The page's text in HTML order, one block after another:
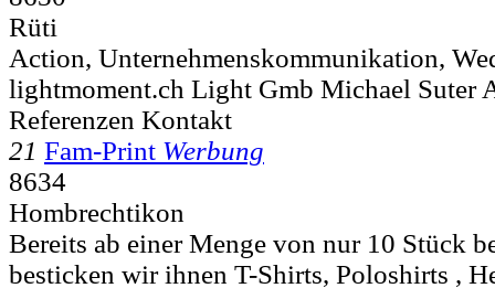
Rüti
Action, Unternehmenskommunikation,
lightmoment.ch Light Gmb Michael Suter
Referenzen Kontakt
21 Fam-Print Werbung
8634
Hombrechtikon
Bereits ab einer Menge von nur 10 Stück
besticken wir ihnen T-Shirts, Poloshirts ,